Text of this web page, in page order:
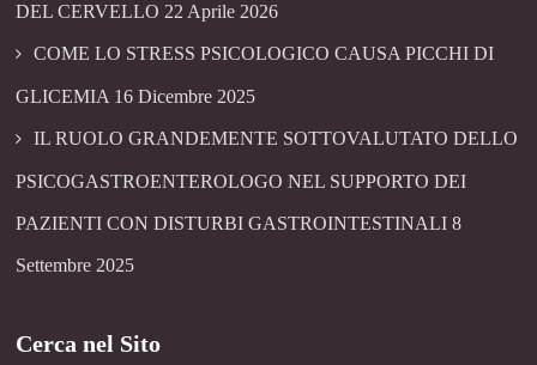
DEL CERVELLO 22 Aprile 2026
COME LO STRESS PSICOLOGICO CAUSA PICCHI DI
GLICEMIA 16 Dicembre 2025
IL RUOLO GRANDEMENTE SOTTOVALUTATO DELLO
PSICOGASTROENTEROLOGO NEL SUPPORTO DEI
PAZIENTI CON DISTURBI GASTROINTESTINALI 8
Settembre 2025
Cerca nel Sito